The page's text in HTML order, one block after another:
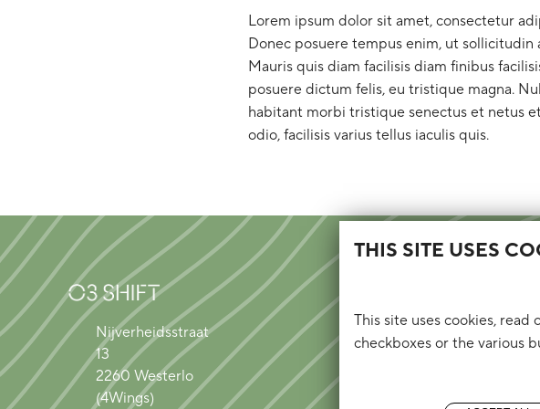
Lorem ipsum dolor sit amet, consectetur
Donec posuere tempus enim, ut sollicitudin
Mauris quis diam facilisis diam finibus
posuere dictum felis, eu tristique magna.
habitant morbi tristique senectus et netus
odio, facilisis varius tellus iaculis quis.
THIS SITE USES
This site uses cookies,
checkboxes or the various
Nijverheidsstraat
13
2260 Westerlo
(4Wings)
Blijf op de